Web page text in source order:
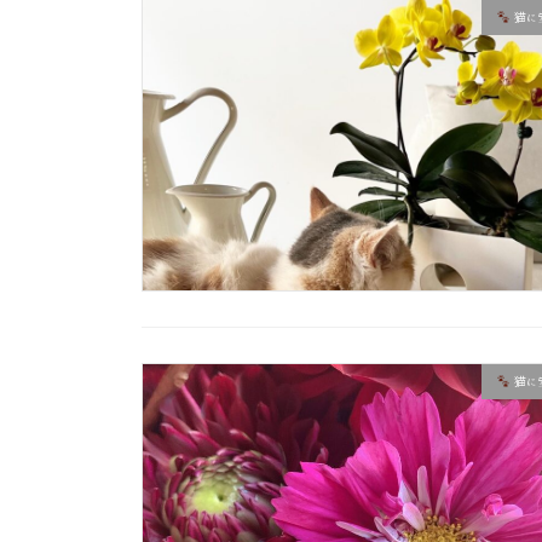
猫に
猫に